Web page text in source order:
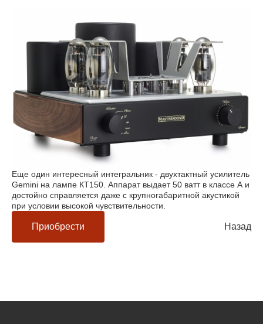
Еще один интересный интегральник - двухтактный усилитель
Gemini на лампе КТ150. Аппарат выдает 50 ватт в классе А и
достойно справляется даже с крупногабаритной акустикой
при условии высокой чувствительности.
Приобрести Назад